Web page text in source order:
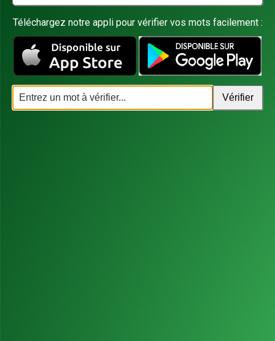
Téléchargez notre appli pour vérifier vos mots facilement :